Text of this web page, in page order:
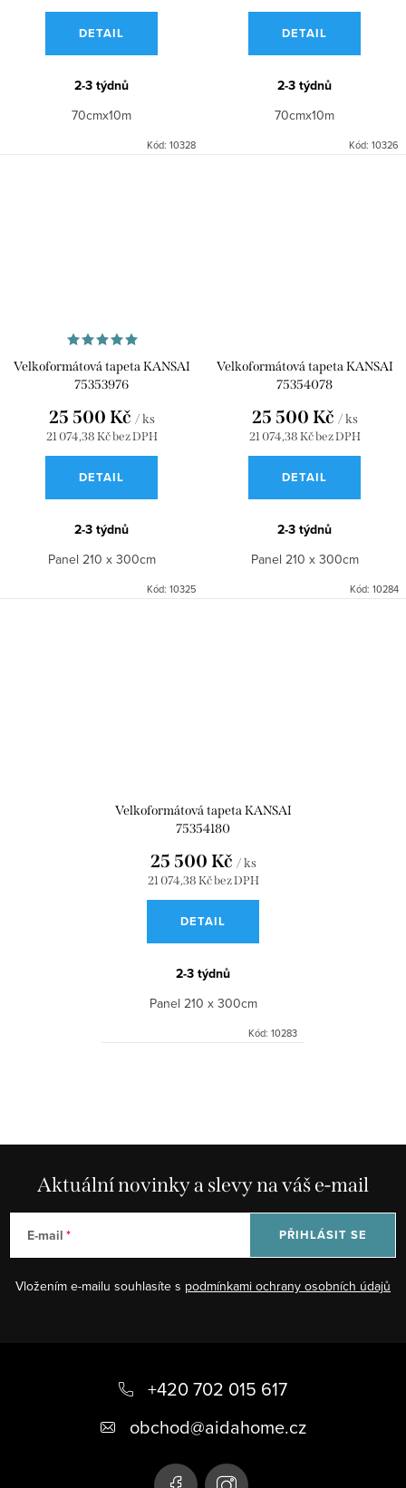
DETAIL
2-3 týdnů
70cmx10m
Kód: 10328
DETAIL
2-3 týdnů
70cmx10m
Kód: 10326
Velkoformátová tapeta KANSAI
75353976
21 074,38 Kč bez DPH
25 500 Kč / ks
DETAIL
2-3 týdnů
Panel 210 x 300cm
Kód: 10325
Velkoformátová tapeta KANSAI
75354078
21 074,38 Kč bez DPH
25 500 Kč / ks
DETAIL
2-3 týdnů
Panel 210 x 300cm
Kód: 10284
Velkoformátová tapeta KANSAI
75354180
21 074,38 Kč bez DPH
25 500 Kč / ks
DETAIL
2-3 týdnů
Panel 210 x 300cm
Kód: 10283
Aktuální novinky a slevy na váš e-mail
E-mail
Vložením e-mailu souhlasíte s podmínkami ochrany osobních údajů
PŘIHLÁSIT SE
+420 702 015 617
obchod@aidahome.cz